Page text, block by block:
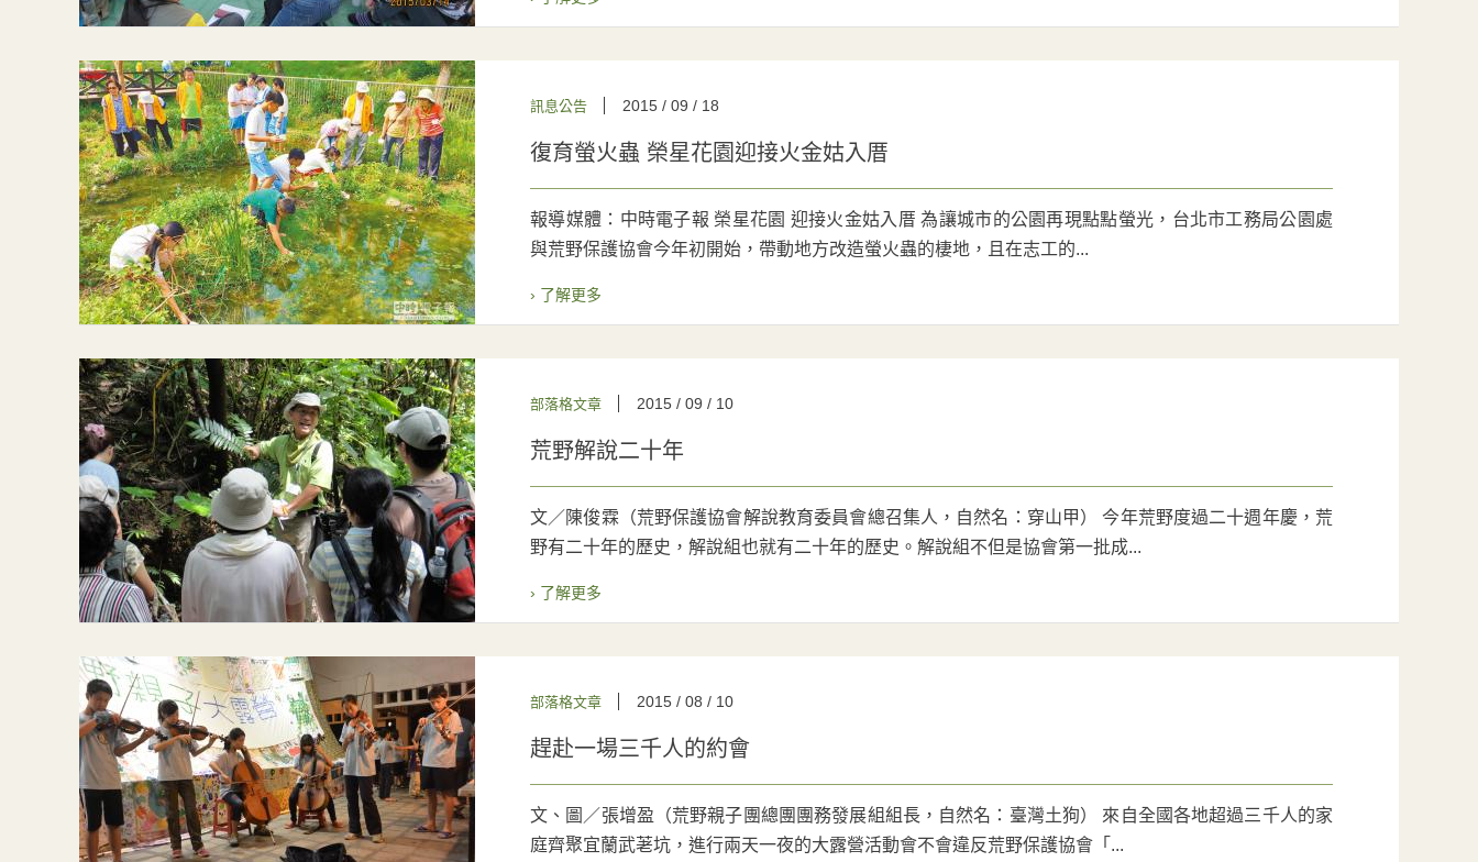
訊息公告 2015 / 09 / 18
復育螢火蟲 榮星花園迎接火金姑入厝
報導媒體：中時電子報 榮星花園 迎接火金姑入厝 為讓城市的公園再現點點螢光，台北市工務局公園處
與荒野保護協會今年初開始，帶動地方改造螢火蟲的棲地，且在志工的...
› 了解更多
部落格文章 2015 / 09 / 10
荒野解說二十年
文／陳俊霖（荒野保護協會解說教育委員會總召集人，自然名：穿山甲） 今年荒野度過二十週年慶，荒
野有二十年的歷史，解說組也就有二十年的歷史。解說組不但是協會第一批成...
› 了解更多
部落格文章 2015 / 08 / 10
趕赴一場三千人的約會
文、圖／張增盈（荒野親子團總團團務發展組組長，自然名：臺灣土狗） 來自全國各地超過三千人的家
庭齊聚宜蘭武荖坑，進行兩天一夜的大露營活動會不會違反荒野保護協會「...